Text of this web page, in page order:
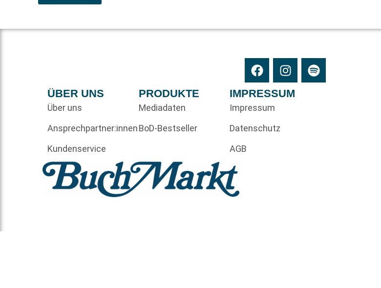
ÜBER UNS
Über uns
Ansprechpartner:innen
Kundenservice
PRODUKTE
Mediadaten
BoD-Bestseller
IMPRESSUM
Impressum
Datenschutz
AGB